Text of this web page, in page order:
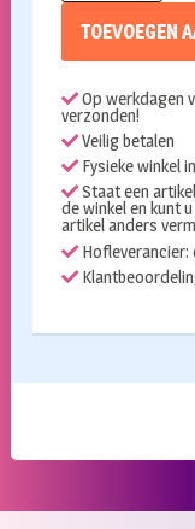
TOEVOEGEN
Op werkdagen
verzonden!
Veilig betalen
Fysieke winkel
Staat een
de winkel en kunt
artikel anders
Hofleverancier: